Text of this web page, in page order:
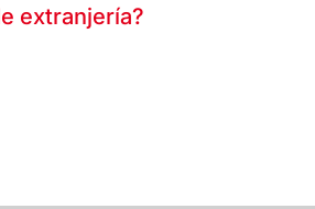
extranjería?